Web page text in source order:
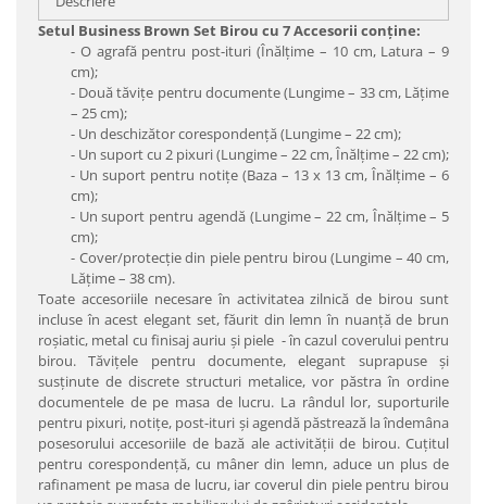
Setul Business Brown Set Birou cu 7 Accesorii conţine:
- O agrafă pentru post-ituri (Înălţime – 10 cm, Latura – 9
cm);
- Două tăviţe pentru documente (Lungime – 33 cm, Lăţime
– 25 cm);
- Un deschizător corespondenţă (Lungime – 22 cm);
- Un suport cu 2 pixuri (Lungime – 22 cm, Înălţime – 22 cm);
- Un suport pentru notiţe (Baza – 13 x 13 cm, Înălţime – 6
cm);
- Un suport pentru agendă (Lungime – 22 cm, Înălţime – 5
cm);
- Cover/protecţie din piele pentru birou (Lungime – 40 cm,
Lăţime – 38 cm).
Toate accesoriile necesare în activitatea zilnică de birou sunt
incluse în acest elegant set, făurit din lemn în nuanţă de brun
roşiatic, metal cu finisaj auriu şi piele - în cazul coverului pentru
birou. Tăviţele pentru documente, elegant suprapuse şi
susţinute de discrete structuri metalice, vor păstra în ordine
documentele de pe masa de lucru. La rândul lor, suporturile
pentru pixuri, notiţe, post-ituri şi agendă păstrează la îndemâna
posesorului accesoriile de bază ale activităţii de birou. Cuţitul
pentru corespondenţă, cu mâner din lemn, aduce un plus de
rafinament pe masa de lucru, iar coverul din piele pentru birou